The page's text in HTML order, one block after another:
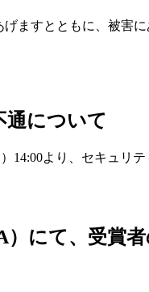
ますとともに、被害
通について
14:00より、セキュリ
にて、受賞